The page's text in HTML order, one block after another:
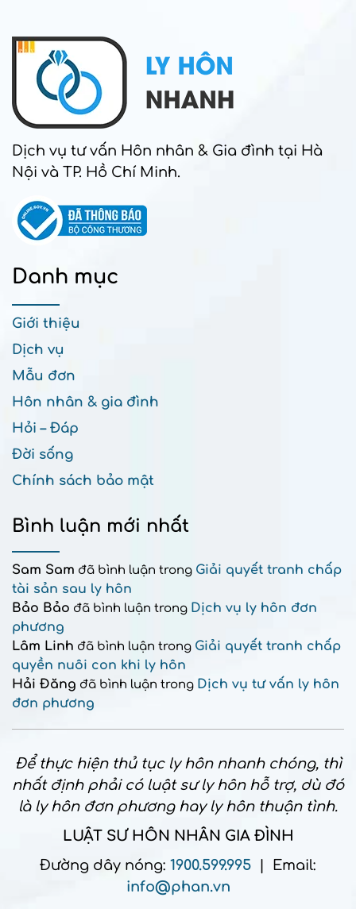
Dịch vụ tư vấn Hôn nhân & Gia đình tại Hà
Nội và TP. Hồ Chí Minh.
Danh mục
Giới thiệu
Dịch vụ
Mẫu đơn
Hôn nhân & gia đình
Hỏi – Đáp
Đời sống
Chính sách bảo mật
Bình luận mới nhất
Sam Sam đã bình luận trong Giải quyết tranh chấp
tài sản sau ly hôn
Bảo Bảo đã bình luận trong Dịch vụ ly hôn đơn
phương
Lâm Linh đã bình luận trong Giải quyết tranh chấp
quyền nuôi con khi ly hôn
Hải Đăng đã bình luận trong Dịch vụ tư vấn ly hôn
đơn phương
Để thực hiện thủ tục ly hôn nhanh chóng, thì
nhất định phải có luật sư ly hôn hỗ trợ, dù đó
là ly hôn đơn phương hay ly hôn thuận tình.
LUẬT SƯ HÔN NHÂN GIA ĐÌNH
Đường dây nóng: 1900.599.995 | Email:
info@phan.vn